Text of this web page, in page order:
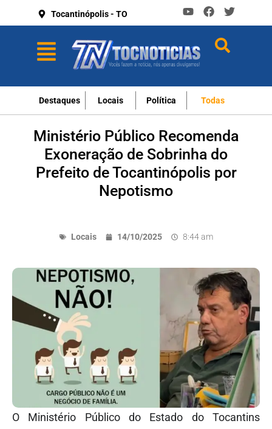
Tocantinópolis - TO
Destaques Locais Política Todas
Ministério Público Recomenda
Exoneração de Sobrinha do
Prefeito de Tocantinópolis por
Nepotismo
Locais 14/10/2025 8:44 am
O Ministério Público do Estado do Tocantins